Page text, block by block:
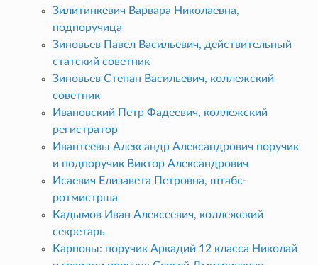
Зилитинкевич Варвара Николаевна,
подпоручица
Зиновьев Павел Васильевич, действительный
статский советник
Зиновьев Степан Васильевич, коллежский
советник
Ивановский Петр Фадеевич, коллежский
регистратор
Ивантеевы Александр Александрович поручик
и подпоручик Виктор Александрович
Исаевич Елизавета Петровна, штабс-
ротмистрша
Кадымов Иван Алексеевич, коллежский
секретарь
Карповы: поручик Аркадий 12 класса Николай